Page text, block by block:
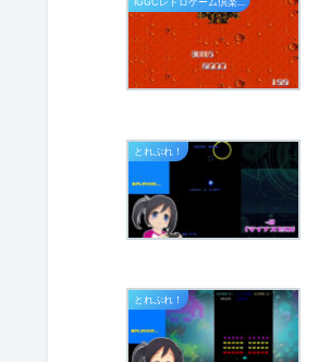
とれぷれ！
とれぷれ！